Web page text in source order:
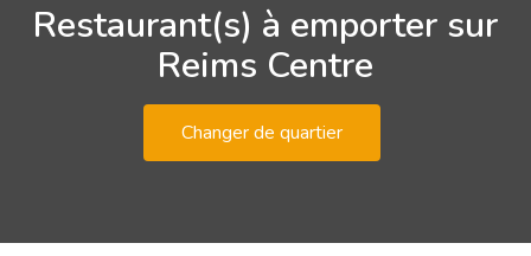
Restaurant(s) à emporter sur
Reims Centre
Changer de quartier